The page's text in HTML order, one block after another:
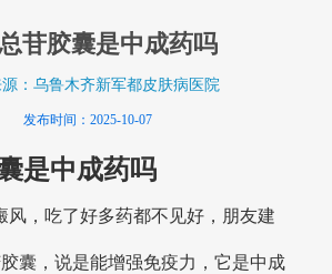
苷胶囊是中成药吗
：乌鲁木齐新军都皮肤病医院
发布时间：2025-10-07
是中成药吗
风，吃了好多药都不见好，朋友建
囊，说是能增强免疫力，它是中成